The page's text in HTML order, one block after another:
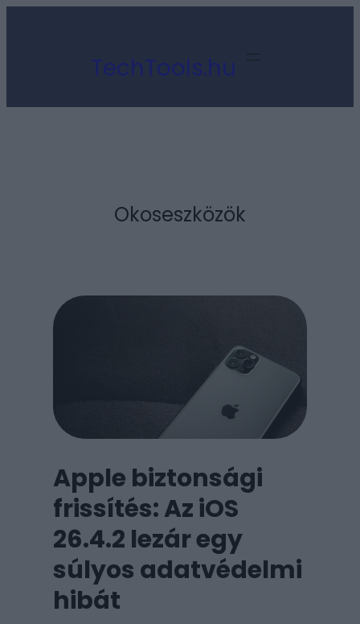
tartalomhozTechTools.hu
Okoseszközök
Apple biztonsági
frissítés: Az iOS
26.4.2 lezár egy
súlyos adatvédelmi
hibát